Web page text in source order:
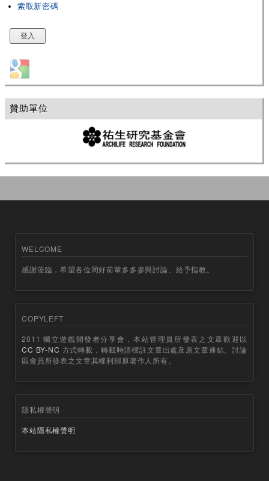
索取新密碼
Login with Google
贊助單位
WELCOME
感謝蒞臨，希望各位同好前輩多多參與討論、給予指教。
COPYLEFT
2011 獨立遊戲開發者分享會，本站管理員所發表之文章歡迎以
CC BY-NC 方式轉載，轉載時請標註文章出處及原文章連結。討論
區會員所發表之文章其權利歸原著作人所有。
隱私權聲明
本站隱私權聲明